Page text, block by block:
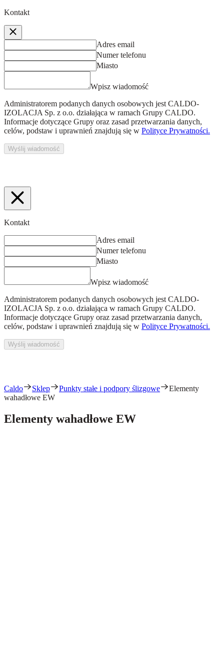
Kontakt
Adres email
Numer telefonu
Miasto
Wpisz wiadomość
Administratorem podanych danych osobowych jest CALDO-
IZOLACJA Sp. z o.o. działająca w ramach Grupy CALDO.
Informacje dotyczące Grupy oraz zasad przetwarzania danych,
celów, podstaw i uprawnień znajdują się w Polityce Prywatności.
Wyślij wiadomość
Kontakt
Adres email
Numer telefonu
Miasto
Wpisz wiadomość
Administratorem podanych danych osobowych jest CALDO-
IZOLACJA Sp. z o.o. działająca w ramach Grupy CALDO.
Informacje dotyczące Grupy oraz zasad przetwarzania danych,
celów, podstaw i uprawnień znajdują się w Polityce Prywatności.
Wyślij wiadomość
Caldo Sklep Punkty stałe i podpory ślizgowe
Elementy
wahadłowe EW
Elementy wahadłowe EW